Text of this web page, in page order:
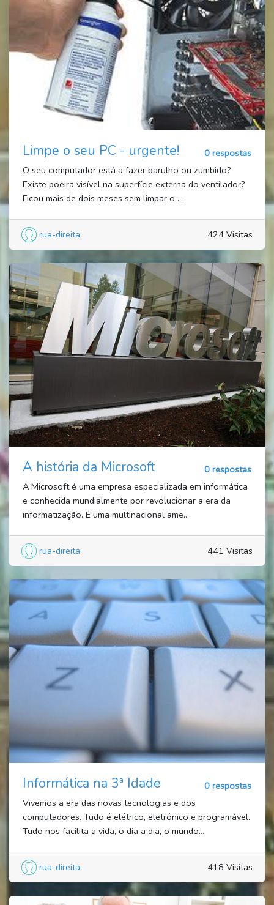
Limpe o seu PC - urgente!
0 respostas
O seu computador está a fazer barulho ou zumbido?
Existe poeira visível na superfície externa do ventilador?
Ficou mais de dois meses sem limpar o ...
rua-direita 424 Visitas
A história da Microsoft
0 respostas
A Microsoft é uma empresa especializada em informática
e conhecida mundialmente por revolucionar a era da
informatização. É uma multinacional ame...
rua-direita 441 Visitas
Informática na 3ª Idade
0 respostas
Vivemos a era das novas tecnologias e dos
computadores. Tudo é elétrico, eletrónico e programável.
Tudo nos facilita a vida, o dia a dia, o mundo....
rua-direita 418 Visitas